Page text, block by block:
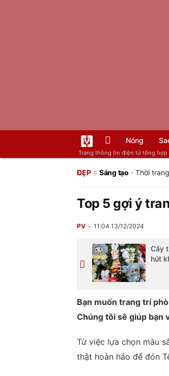
Trang thông tin điện tử tổng hợp
Nóng
ĐẸP Sáng tạo · Thời trang
Top 5 gợi ý
PV 11:04 13/12/2024
Cây
hút
Bạn muốn trang trí
Chúng tôi sẽ giúp bạn
Từ việc lựa chọn màu
thật hoàn hảo để đón